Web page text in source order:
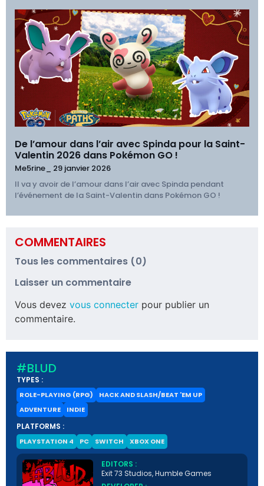
De l’amour dans l’air avec Spinda pour la Saint-
Valentin 2026 dans Pokémon GO !
Me5rine_ 29 janvier 2026
Il va y avoir de l’amour dans l’air avec Spinda pendant
l’événement de la Saint-Valentin dans Pokémon GO !
COMMENTAIRES
Tous les commentaires (0)
Laisser un commentaire
Vous devez vous connecter pour publier un
commentaire.
#BLUD
TYPES :
ROLE-PLAYING (RPG)
HACK AND SLASH/BEAT 'EM UP
ADVENTURE
INDIE
PLATFORMS :
PLAYSTATION 4 PC SWITCH XBOX ONE
EDITORS :
Exit 73 Studios, Humble Games